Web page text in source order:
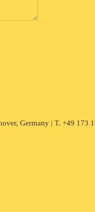
Germany | T. +49 173